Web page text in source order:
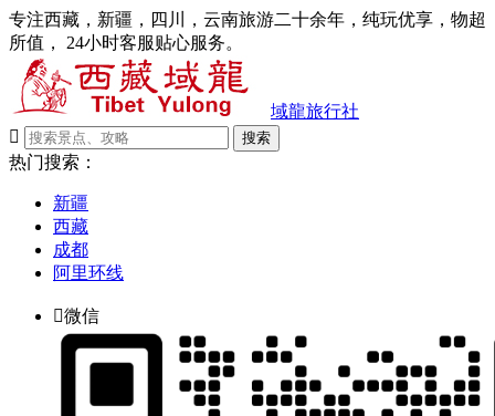
专注西藏，新疆，四川，云南旅游二十余年，纯玩优享，物超
所值， 24小时客服贴心服务。
域龍旅行社

搜索
热门搜索：
新疆
西藏
成都
阿里环线
微信